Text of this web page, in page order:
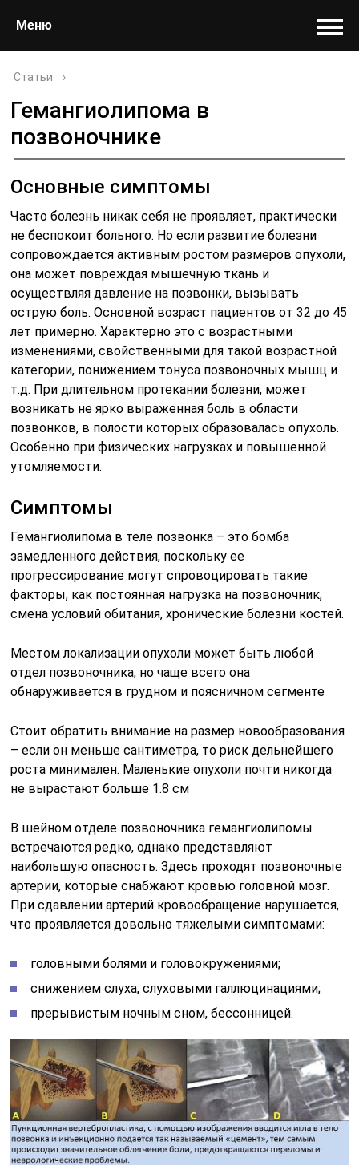
Меню
Статьи ›
Гемангиолипома в
позвоночнике
Основные симптомы
Часто болезнь никак себя не проявляет, практически
не беспокоит больного. Но если развитие болезни
сопровождается активным ростом размеров опухоли,
она может повреждая мышечную ткань и
осуществляя давление на позвонки, вызывать
острую боль. Основной возраст пациентов от 32 до 45
лет примерно. Характерно это с возрастными
изменениями, свойственными для такой возрастной
категории, понижением тонуса позвоночных мышц и
т.д. При длительном протекании болезни, может
возникать не ярко выраженная боль в области
позвонков, в полости которых образовалась опухоль.
Особенно при физических нагрузках и повышенной
утомляемости.
Симптомы
Гемангиолипома в теле позвонка – это бомба
замедленного действия, поскольку ее
прогрессирование могут спровоцировать такие
факторы, как постоянная нагрузка на позвоночник,
смена условий обитания, хронические болезни костей.
Местом локализации опухоли может быть любой
отдел позвоночника, но чаще всего она
обнаруживается в грудном и поясничном сегменте
Стоит обратить внимание на размер новообразования
– если он меньше сантиметра, то риск дельнейшего
роста минимален. Маленькие опухоли почти никогда
не вырастают больше 1.8 см
В шейном отделе позвоночника гемангиолипомы
встречаются редко, однако представляют
наибольшую опасность. Здесь проходят позвоночные
артерии, которые снабжают кровью головной мозг.
При сдавлении артерий кровообращение нарушается,
что проявляется довольно тяжелыми симптомами:
головными болями и головокружениями;
снижением слуха, слуховыми галлюцинациями;
прерывистым ночным сном, бессонницей.